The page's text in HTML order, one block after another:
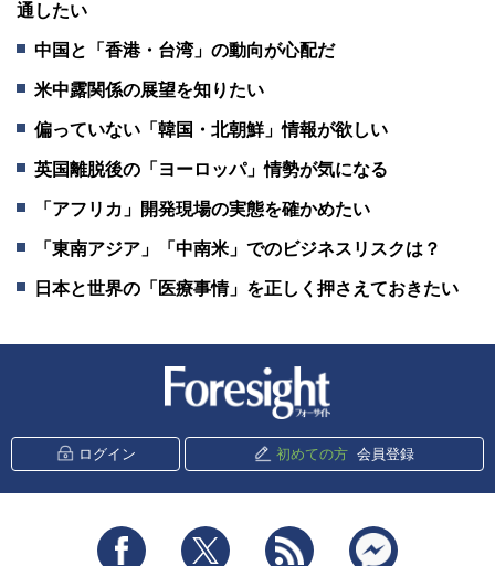
通したい
中国と「香港・台湾」の動向が心配だ
米中露関係の展望を知りたい
偏っていない「韓国・北朝鮮」情報が欲しい
英国離脱後の「ヨーロッパ」情勢が気になる
「アフリカ」開発現場の実態を確かめたい
「東南アジア」「中南米」でのビジネスリスクは？
日本と世界の「医療事情」を正しく押さえておきたい
ログイン 初めての方 会員登録
Facebook Twitter RSS